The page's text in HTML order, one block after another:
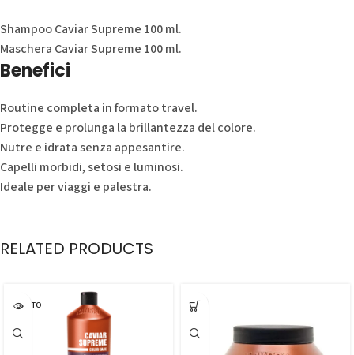
Shampoo Caviar Supreme 100 ml.
Maschera Caviar Supreme 100 ml.
Benefici
Routine completa in formato travel.
Protegge e prolunga la brillantezza del colore.
Nutre e idrata senza appesantire.
Capelli morbidi, setosi e luminosi.
Ideale per viaggi e palestra.
RELATED PRODUCTS
ESAURITO